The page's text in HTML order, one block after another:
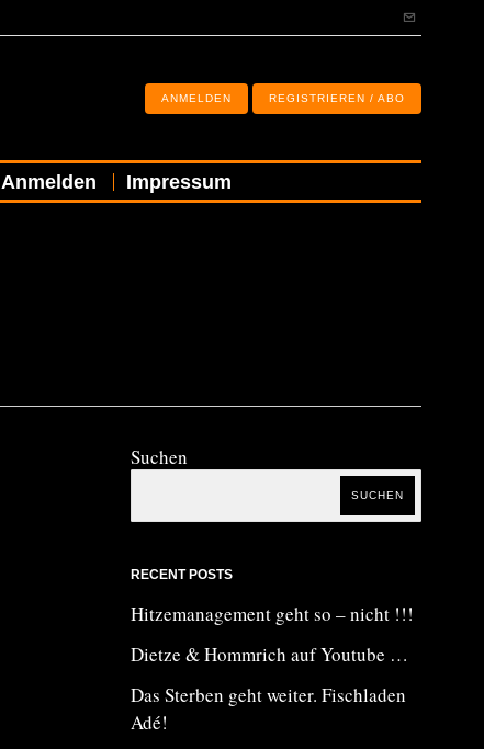
ANMELDEN REGISTRIEREN / ABO
Anmelden Impressum
Suchen
SUCHEN
RECENT POSTS
Hitzemanagement geht so – nicht !!!
Dietze & Hommrich auf Youtube …
Das Sterben geht weiter. Fischladen
Adé!